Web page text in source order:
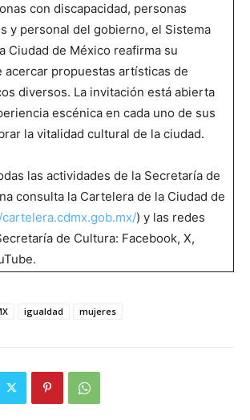
con discapacidad, personas
y personal del gobierno, el Sistema
Ciudad de México reafirma su
acercar propuestas artísticas de
diversos. La invitación está abierta
escénica en cada uno de sus
la vitalidad cultural de la ciudad.
las actividades de la Secretaría de
consulta la Cartelera de la Ciudad de
) y las redes
de Cultura: Facebook, X,
igualdad mujeres